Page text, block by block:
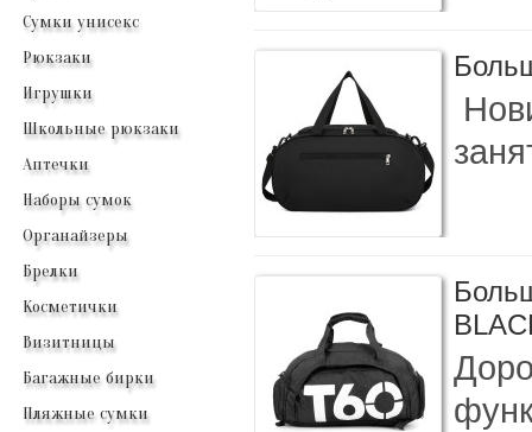
Сумки унисекс
Рюкзаки
Игрушки
Школьные рюкзаки
Аптечки
Наборы сумок
Органайзеры
Брелки
Косметички
Визитницы
Багажные бирки
Пляжные сумки